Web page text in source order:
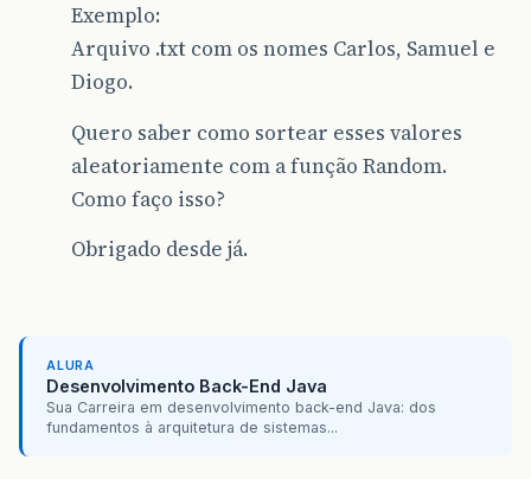
Exemplo:
Arquivo .txt com os nomes Carlos, Samuel e
Diogo.
Quero saber como sortear esses valores
aleatoriamente com a função Random.
Como faço isso?
Obrigado desde já.
ALURA
Desenvolvimento Back-End Java
Sua Carreira em desenvolvimento back-end Java: dos
fundamentos à arquitetura de sistemas...